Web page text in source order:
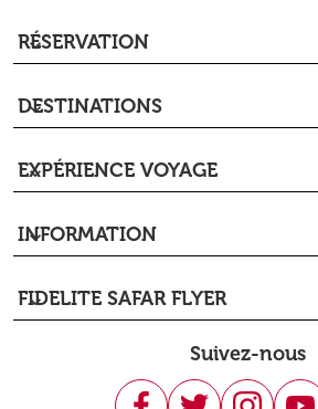
RÉSERVATION
keyboard_arrow_down
DESTINATIONS
keyboard_arrow_down
EXPÉRIENCE VOYAGE
keyboard_arrow_down
INFORMATION
keyboard_arrow_down
FIDELITE SAFAR FLYER
keyboard_arrow_down
Suivez-nous